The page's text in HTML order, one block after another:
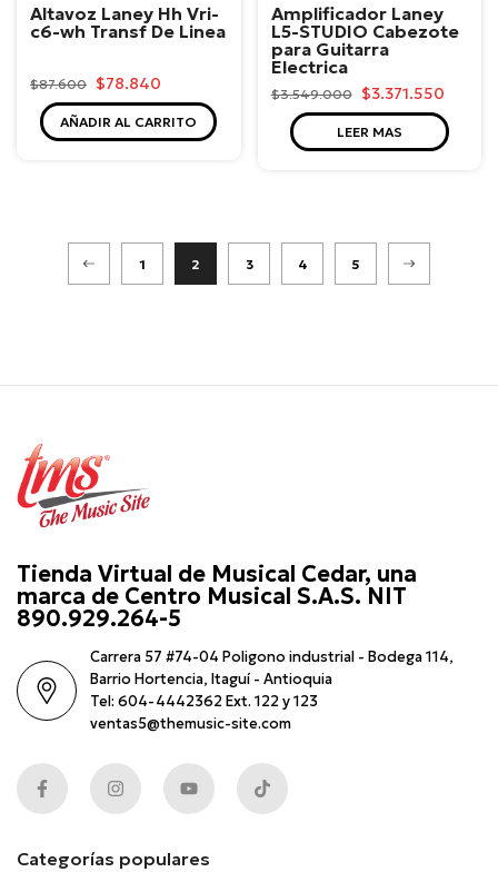
Altavoz Laney Hh Vri-
c6-wh Transf De Linea
$87.600 $78.840
AÑADIR AL CARRITO
Amplificador Laney
L5-STUDIO Cabezote
para Guitarra
Electrica
$3.549.000 $3.371.550
LEER MAS
1 2 3 4 5
Tienda Virtual de Musical Cedar, una
marca de Centro Musical S.A.S. NIT
890.929.264-5
Carrera 57 #74-04 Poligono industrial - Bodega 114,
Barrio Hortencia, Itaguí - Antioquia
Tel: 604-4442362 Ext. 122 y 123
ventas5@themusic-site.com
Categorías populares